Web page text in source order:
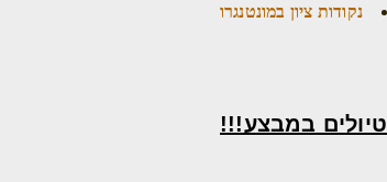
נקודות ציון במונטנגרו
טיולים במבצע!!!